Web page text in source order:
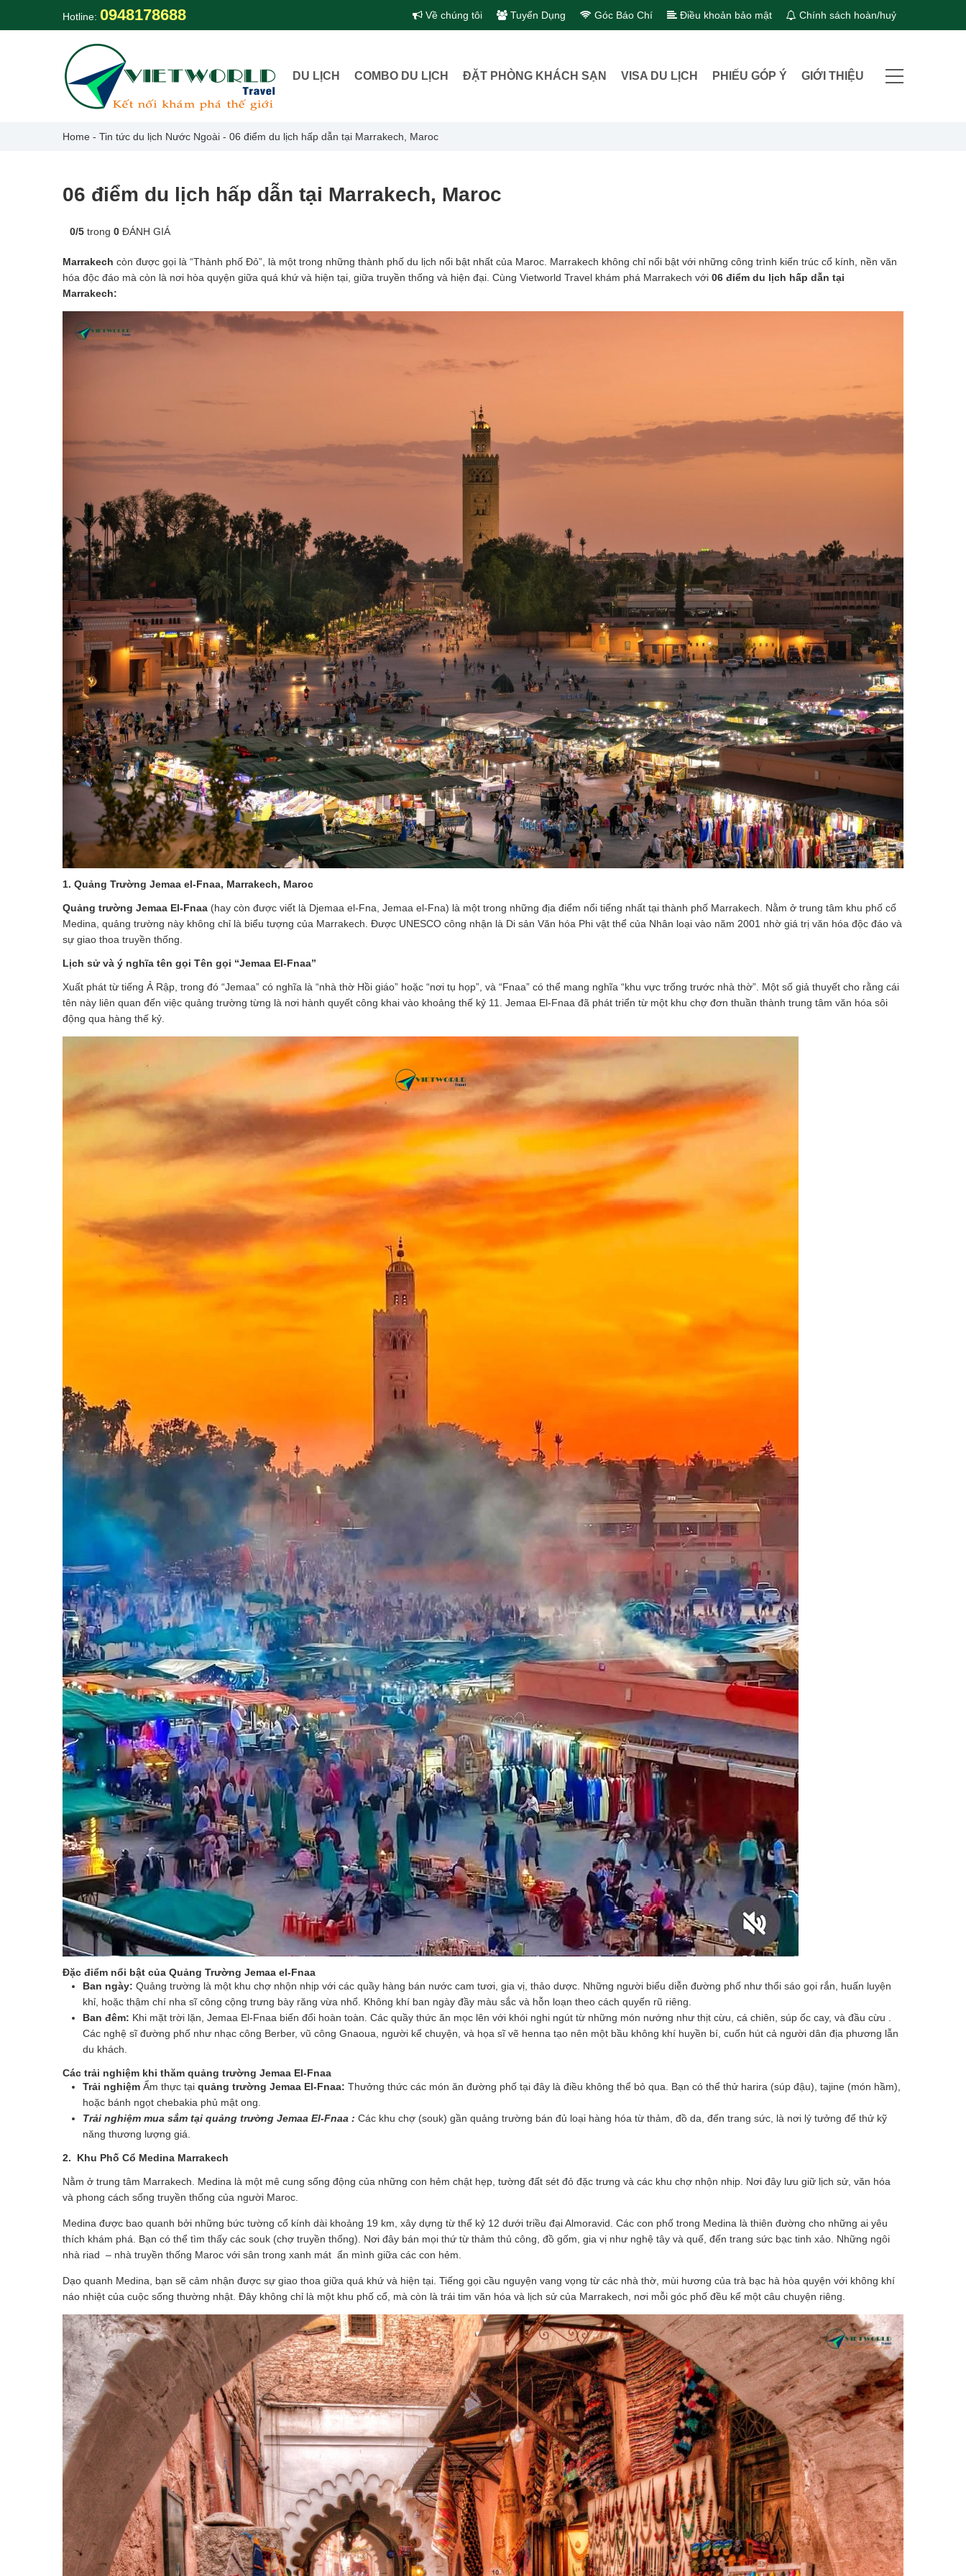
Hotline: 0948178688 Về chúng tôi Tuyển Dụng Góc Báo Chí Điều khoản bảo mật Chính sách hoàn/huỷ
DU LỊCH COMBO DU LỊCH ĐẶT PHÒNG KHÁCH SẠN VISA DU LỊCH PHIẾU GÓP Ý GIỚI THIỆU
Home - Tin tức du lịch Nước Ngoài - 06 điểm du lịch hấp dẫn tại Marrakech, Maroc
06 điểm du lịch hấp dẫn tại Marrakech, Maroc
0/5 trong 0 ĐÁNH GIÁ
Marrakech còn được gọi là “Thành phố Đỏ”, là một trong những thành phố du lịch nổi bật nhất của Maroc. Marrakech không chỉ nổi bật với những công trình kiến trúc cổ kính, nền văn
hóa độc đáo mà còn là nơi hòa quyện giữa quá khứ và hiện tại, giữa truyền thống và hiện đại. Cùng Vietworld Travel khám phá Marrakech với 06 điểm du lịch hấp dẫn tại
Marrakech:
1. Quảng Trường Jemaa el-Fnaa, Marrakech, Maroc
Quảng trường Jemaa El-Fnaa (hay còn được viết là Djemaa el-Fna, Jemaa el-Fna) là một trong những địa điểm nổi tiếng nhất tại thành phố Marrakech. Nằm ở trung tâm khu phố cổ
Medina, quảng trường này không chỉ là biểu tượng của Marrakech. Được UNESCO công nhận là Di sản Văn hóa Phi vật thể của Nhân loại vào năm 2001 nhờ giá trị văn hóa độc đáo và
sự giao thoa truyền thống.
Lịch sử và ý nghĩa tên gọi Tên gọi “Jemaa El-Fnaa”
Xuất phát từ tiếng Ả Rập, trong đó “Jemaa” có nghĩa là “nhà thờ Hồi giáo” hoặc “nơi tụ họp”, và “Fnaa” có thể mang nghĩa “khu vực trống trước nhà thờ”. Một số giả thuyết cho rằng cái
tên này liên quan đến việc quảng trường từng là nơi hành quyết công khai vào khoảng thế kỷ 11. Jemaa El-Fnaa đã phát triển từ một khu chợ đơn thuần thành trung tâm văn hóa sôi
động qua hàng thế kỷ.
Đặc điểm nổi bật của Quảng Trường Jemaa el-Fnaa
Ban ngày: Quảng trường là một khu chợ nhộn nhịp với các quầy hàng bán nước cam tươi, gia vị, thảo dược. Những người biểu diễn đường phố như thổi sáo gọi rắn, huấn luyện
khỉ, hoặc thậm chí nha sĩ công cộng trưng bày răng vừa nhổ. Không khí ban ngày đầy màu sắc và hỗn loạn theo cách quyến rũ riêng.
Ban đêm: Khi mặt trời lặn, Jemaa El-Fnaa biến đổi hoàn toàn. Các quầy thức ăn mọc lên với khói nghi ngút từ những món nướng như thịt cừu, cá chiên, súp ốc cay, và đầu cừu .
Các nghệ sĩ đường phố như nhạc công Berber, vũ công Gnaoua, người kể chuyện, và họa sĩ vẽ henna tạo nên một bầu không khí huyền bí, cuốn hút cả người dân địa phương lẫn
du khách.
Các trải nghiệm khi thăm quảng trường Jemaa El-Fnaa
Trải nghiệm Ẩm thực tại quảng trường Jemaa El-Fnaa: Thưởng thức các món ăn đường phố tại đây là điều không thể bỏ qua. Bạn có thể thử harira (súp đậu), tajine (món hầm),
hoặc bánh ngọt chebakia phủ mật ong.
Trải nghiệm mua sắm tại quảng trường Jemaa El-Fnaa : Các khu chợ (souk) gần quảng trường bán đủ loại hàng hóa từ thảm, đồ da, đến trang sức, là nơi lý tưởng để thử kỹ
năng thương lượng giá.
2. Khu Phố Cổ Medina Marrakech
Nằm ở trung tâm Marrakech. Medina là một mê cung sống động của những con hẻm chật hẹp, tường đất sét đỏ đặc trưng và các khu chợ nhộn nhịp. Nơi đây lưu giữ lịch sử, văn hóa
và phong cách sống truyền thống của người Maroc.
Medina được bao quanh bởi những bức tường cổ kính dài khoảng 19 km, xây dựng từ thế kỷ 12 dưới triều đại Almoravid. Các con phố trong Medina là thiên đường cho những ai yêu
thích khám phá. Bạn có thể tìm thấy các souk (chợ truyền thống). Nơi đây bán mọi thứ từ thảm thủ công, đồ gốm, gia vị như nghệ tây và quế, đến trang sức bạc tinh xảo. Những ngôi
nhà riad – nhà truyền thống Maroc với sân trong xanh mát ẩn mình giữa các con hẻm.
Dạo quanh Medina, bạn sẽ cảm nhận được sự giao thoa giữa quá khứ và hiện tại. Tiếng gọi cầu nguyện vang vọng từ các nhà thờ, mùi hương của trà bạc hà hòa quyện với không khí
náo nhiệt của cuộc sống thường nhật. Đây không chỉ là một khu phố cổ, mà còn là trái tim văn hóa và lịch sử của Marrakech, nơi mỗi góc phố đều kể một câu chuyện riêng.